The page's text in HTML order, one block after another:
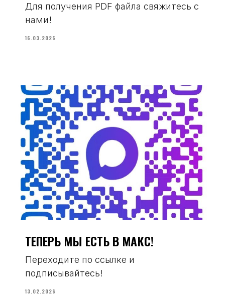
Для получения PDF файла свяжитесь с
нами!
16.03.2026
ТЕПЕРЬ МЫ ЕСТЬ В МАКС!
Переходите по ссылке и
подписывайтесь!
13.02.2026